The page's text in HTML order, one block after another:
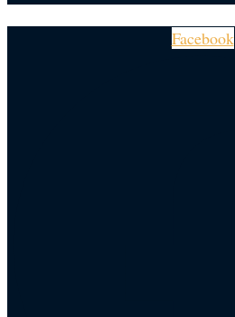
Facebook